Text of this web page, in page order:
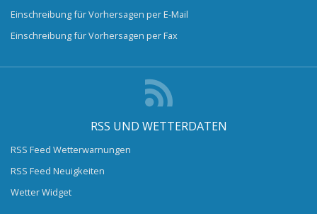
Einschreibung für Vorhersagen per E-Mail
Einschreibung für Vorhersagen per Fax
RSS UND WETTERDATEN
RSS Feed Wetterwarnungen
RSS Feed Neuigkeiten
Wetter Widget